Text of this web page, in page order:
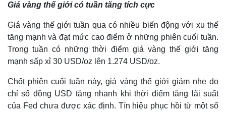
Quan sát
Hồ sơ
Video
E-Magazine
Infographic
Giá vàng thế giới có tuần tăng tích cực
Giá vàng thế giới tuần qua có nhiều biến động với xu thế
tăng mạnh và đạt mức cao điểm ở những phiên cuối tuần.
Trong tuần có những thời điểm giá vàng thế giới tăng
mạnh sấp xỉ 30 USD/oz lên 1.274 USD/oz.
Chốt phiên cuối tuần này, giá vàng thế giới giảm nhẹ do
chỉ số đồng USD tăng nhanh khi thời điểm tăng lãi suất
của Fed chưa được xác định. Tín hiệu phục hồi từ một số